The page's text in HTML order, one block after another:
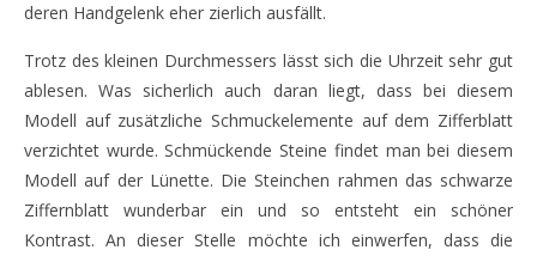
deren Handgelenk eher zierlich ausfällt.
Trotz des kleinen Durchmessers lässt sich die Uhrzeit sehr gut
ablesen. Was sicherlich auch daran liegt, dass bei diesem
Modell auf zusätzliche Schmuckelemente auf dem Zifferblatt
verzichtet wurde. Schmückende Steine findet man bei diesem
Modell auf der Lünette. Die Steinchen rahmen das schwarze
Ziffernblatt wunderbar ein und so entsteht ein schöner
Kontrast. An dieser Stelle möchte ich einwerfen, dass die